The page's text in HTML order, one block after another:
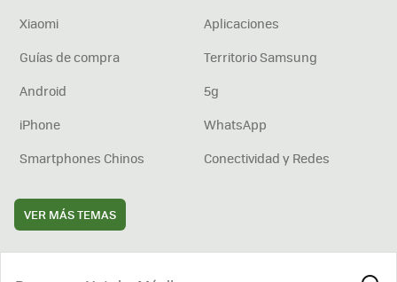
Xiaomi
Aplicaciones
Guías de compra
Territorio Samsung
Android
5g
iPhone
WhatsApp
Smartphones Chinos
Conectividad y Redes
VER MÁS TEMAS